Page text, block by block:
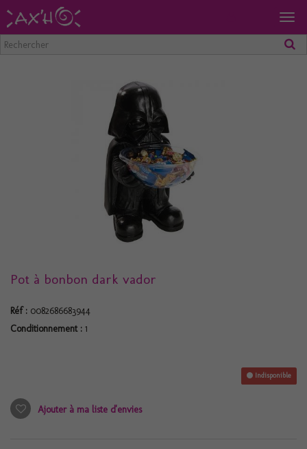
Pot à bonbon dark vador
Réf : 0082686683944
Conditionnement : 1
Indisponible
Ajouter à ma liste d'envies